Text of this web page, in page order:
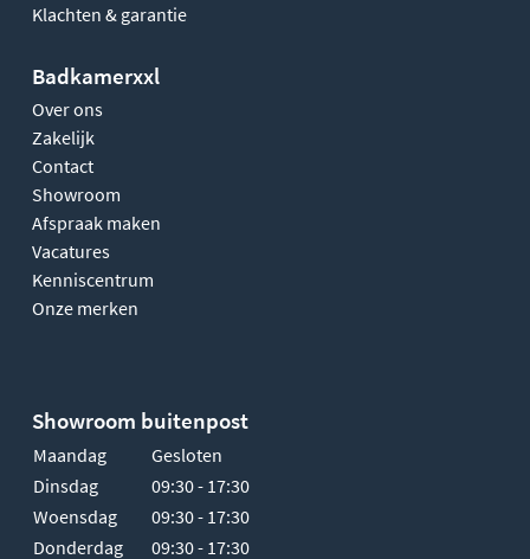
Klachten & garantie
Badkamerxxl
Over ons
Zakelijk
Contact
Showroom
Afspraak maken
Vacatures
Kenniscentrum
Onze merken
Showroom buitenpost
Maandag
Gesloten
Dinsdag
09:30 - 17:30
Woensdag
09:30 - 17:30
Donderdag
09:30 - 17:30